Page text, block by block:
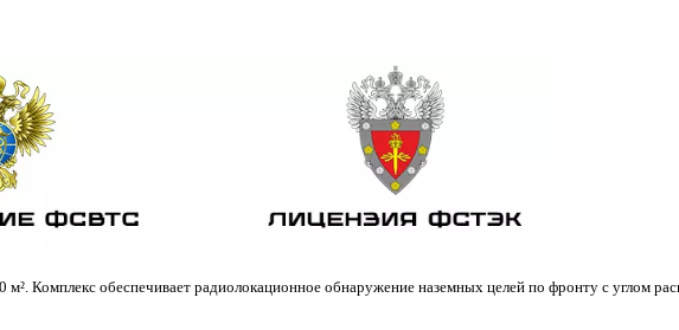
Комплекс обеспечивает радиолокационное обнаружение наземных целей по фронту с углом